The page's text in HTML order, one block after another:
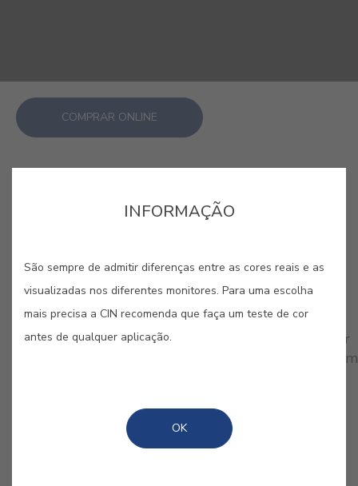
COMPRAR ONLINE
CORES RELACIONADAS
As cores de acabamento liso são usadas para obter
um aspecto lacado ao mesmo tempo que protegem
INFORMAÇÃO
São sempre de admitir diferenças entre as cores reais e as
visualizadas nos diferentes monitores. Para uma escolha
mais precisa a CIN recomenda que faça um teste de cor
antes de qualquer aplicação.
OK